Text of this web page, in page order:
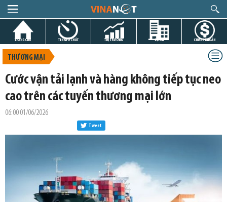
TRANG CHỦ TIN GIỜ CHÓT THỊ TRƯỜNG DỰ ÁN CHỨNG KHOÁN
THƯƠNG MẠI
Cước vận tải lạnh và hàng không tiếp tục neo
cao trên các tuyến thương mại lớn
06:00 01/06/2026
Tweet